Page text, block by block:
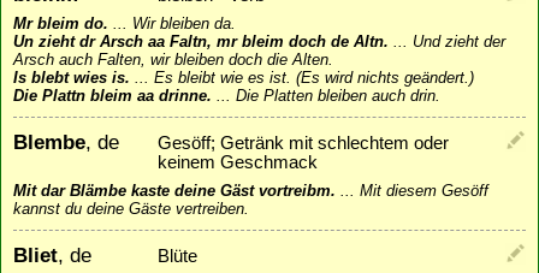
Mr bleim do.
Wir bleiben da.
Un zieht dr Arsch aa Faltn, mr bleim doch de Altn.
Und zieht der
Arsch auch Falten, wir bleiben doch die Alten.
Is blebt wies is.
Es bleibt wie es ist. (Es wird nichts geändert.)
Die Plattn bleim aa drinne.
Die Platten bleiben auch drin.
Blembe, de
Gesöff; Getränk mit schlechtem oder
keinem Geschmack
Mit dar Blämbe kaste deine Gäst vortreibm.
Mit diesem Gesöff
kannst du deine Gäste vertreiben.
Bliet, de Blüte